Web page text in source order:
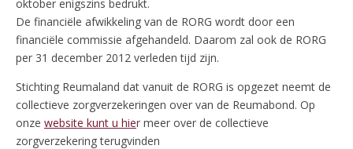
oktober enigszins bedrukt.
De financiële afwikkeling van de RORG wordt door een
financiële commissie afgehandeld. Daarom zal ook de RORG
per 31 december 2012 verleden tijd zijn.
Stichting Reumaland dat vanuit de RORG is opgezet neemt de
collectieve zorgverzekeringen over van de Reumabond. Op
onze website kunt u hier meer over de collectieve
zorgverzekering terugvinden